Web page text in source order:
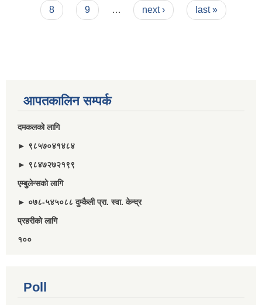
8
9 … next › last »
आपतकालिन सम्पर्क
दमकलकाे लागि
► ९८५७०४१४८४
► ९८४७२७२१९९
एम्बुलेन्सकाे लागि
► ०७८-५४५०८८ दुम्कैली प्रा. स्वा. केन्द्र
प्रहरीकाे लागि
१००
Poll